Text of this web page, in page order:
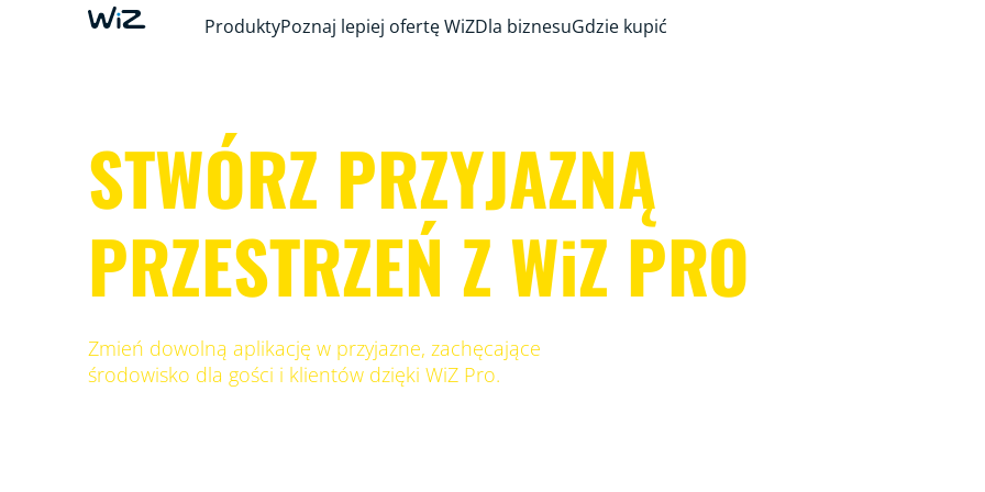
ProduktyPoznaj lepiej ofertę WiZDla biznesuGdzie kupić
STWÓRZ PRZYJAZNĄ
PRZESTRZEŃ Z WiZ PRO
Zmień dowolną aplikację w przyjazne, zachęcające
środowisko dla gości i klientów dzięki WiZ Pro.